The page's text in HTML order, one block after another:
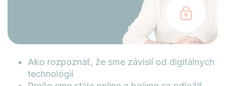
Ako rozpoznať, že sme závislí od digitálnych
technológií